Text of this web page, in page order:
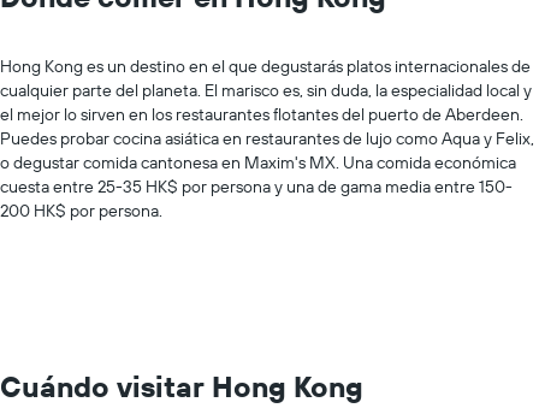
Hong Kong es un destino en el que degustarás platos internacionales de
cualquier parte del planeta. El marisco es, sin duda, la especialidad local y
el mejor lo sirven en los restaurantes flotantes del puerto de Aberdeen.
Puedes probar cocina asiática en restaurantes de lujo como Aqua y Felix,
o degustar comida cantonesa en Maxim's MX. Una comida económica
cuesta entre 25-35 HK$ por persona y una de gama media entre 150-
200 HK$ por persona.
Cuándo visitar Hong Kong